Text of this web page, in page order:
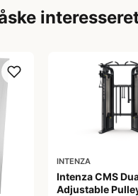
INTENZA
Intenza CMS
Adjustable